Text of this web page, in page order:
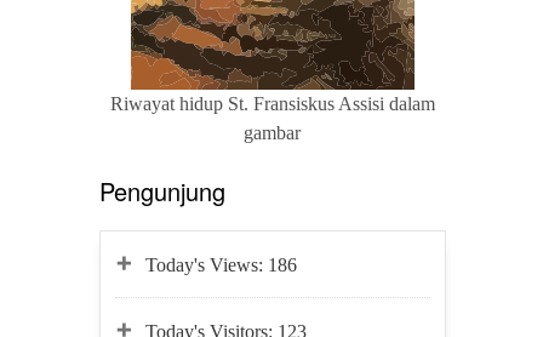
Riwayat hidup St. Fransiskus Assisi dalam
gambar
Pengunjung
Today's Views: 186
Today's Visitors: 123